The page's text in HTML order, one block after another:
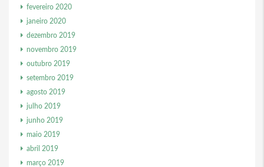
fevereiro 2020
janeiro 2020
dezembro 2019
novembro 2019
outubro 2019
setembro 2019
agosto 2019
julho 2019
junho 2019
maio 2019
abril 2019
março 2019